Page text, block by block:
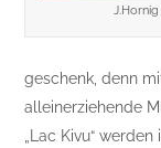
geschenk, denn
alleinerziehende
„Lac Kivu“